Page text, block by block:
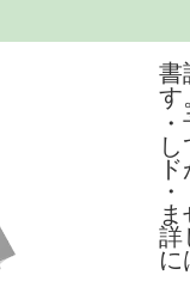
書
す
詳
に